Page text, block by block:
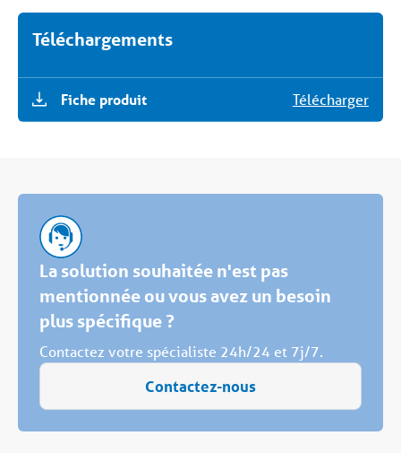
Téléchargements
Fiche produit Télécharger
La solution souhaitée n'est pas
mentionnée ou vous avez un besoin
plus spécifique ?
Contactez votre spécialiste 24h/24 et 7j/7.
Contactez-nous